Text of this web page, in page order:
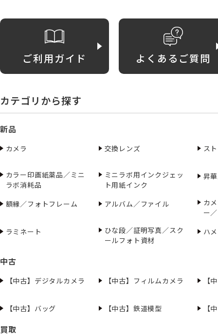
ご利用ガイド よくあるご質問
カテゴリから探す
新品
カメラ 交換レンズ ス
カラー印画紙薬品／ミニ
ラボ消耗品
ミニラボ用インクジェッ
ト用紙インク
昇
額縁／フォトフレーム アルバム／ファイル
カ
ー
ラミネート
ひな段／証明写真／スク
ールフォト資材
ハ
中古
【中古】デジタルカメラ 【中古】フィルムカメラ 【
【中古】バッグ 【中古】鉄道模型 【
買取